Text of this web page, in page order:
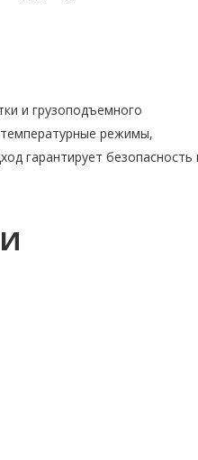
и грузоподъемного
режимы,
гарантирует безопасность